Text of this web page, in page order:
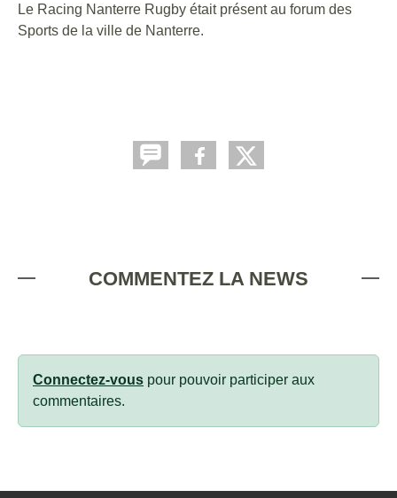
Le Racing Nanterre Rugby était présent au forum des
Sports de la ville de Nanterre.
COMMENTEZ LA NEWS
Connectez-vous pour pouvoir participer aux
commentaires.